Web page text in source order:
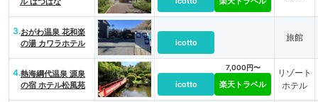
3.おがわ温泉 花和楽
の湯 カワラホテル
icotto 旅館
4.熱海綱代温泉 源泉
の宿 ホテル松風苑
icotto
7,000円〜
楽天トラベル
リゾート
ホテル